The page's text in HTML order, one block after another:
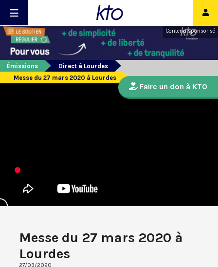
Contenu sponsorisé
Émissions
Direct à Lourdes
Messe du 27 mars 2020 à Lourdes
Messe du 27 mars 2020 à
Lourdes
27/03/2020
Faire un don à KTO